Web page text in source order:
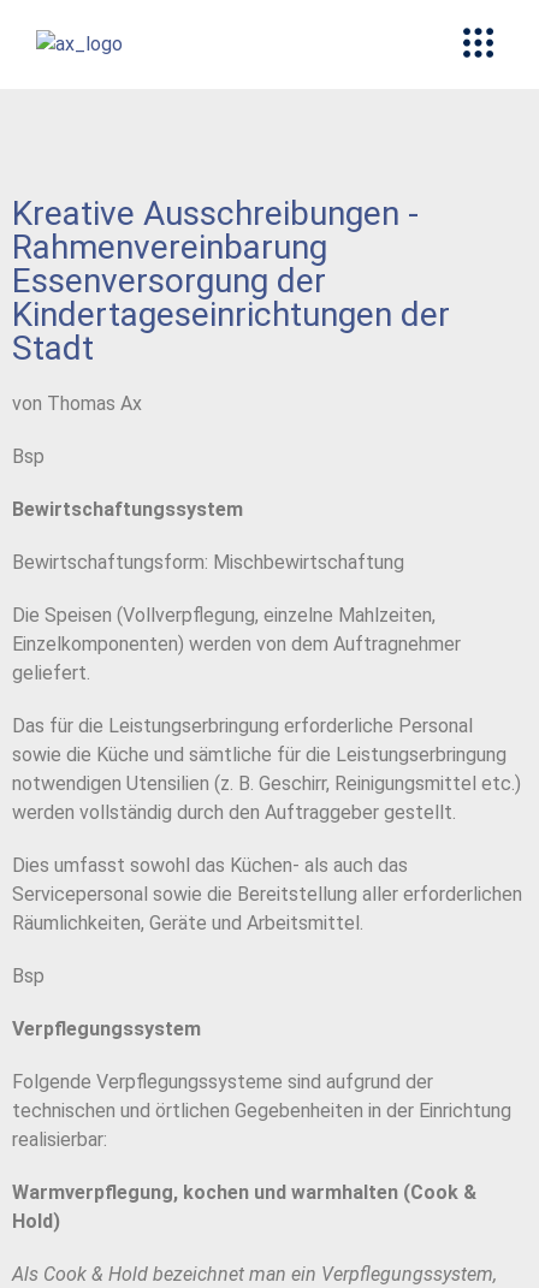
Kreative Ausschreibungen -
Rahmenvereinbarung
Essenversorgung der
Kindertageseinrichtungen der
Stadt
von Thomas Ax
Bsp
Bewirtschaftungssystem
Bewirtschaftungsform: Mischbewirtschaftung
Die Speisen (Vollverpflegung, einzelne Mahlzeiten,
Einzelkomponenten) werden von dem Auftragnehmer
geliefert.
Das für die Leistungserbringung erforderliche Personal
sowie die Küche und sämtliche für die Leistungserbringung
notwendigen Utensilien (z. B. Geschirr, Reinigungsmittel etc.)
werden vollständig durch den Auftraggeber gestellt.
Dies umfasst sowohl das Küchen- als auch das
Servicepersonal sowie die Bereitstellung aller erforderlichen
Räumlichkeiten, Geräte und Arbeitsmittel.
Bsp
Verpflegungssystem
Folgende Verpflegungssysteme sind aufgrund der
technischen und örtlichen Gegebenheiten in der Einrichtung
realisierbar:
Warmverpflegung, kochen und warmhalten (Cook &
Hold)
Als Cook & Hold bezeichnet man ein Verpflegungssystem,